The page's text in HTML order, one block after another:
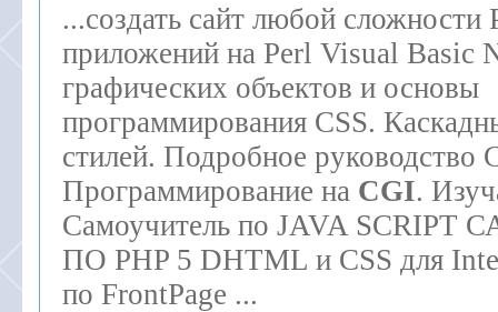
...создать сайт любой сложности
приложений на Perl Visual Basic
графических объектов и основы
программирования CSS.
стилей. Подробное руководство
Программирование на CGI.
Самоучитель по JAVA
ПО PHP 5 DHTML и CSS для
по FrontPage ...